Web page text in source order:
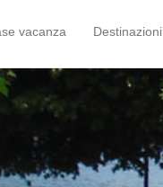
vacanza Destinazioni